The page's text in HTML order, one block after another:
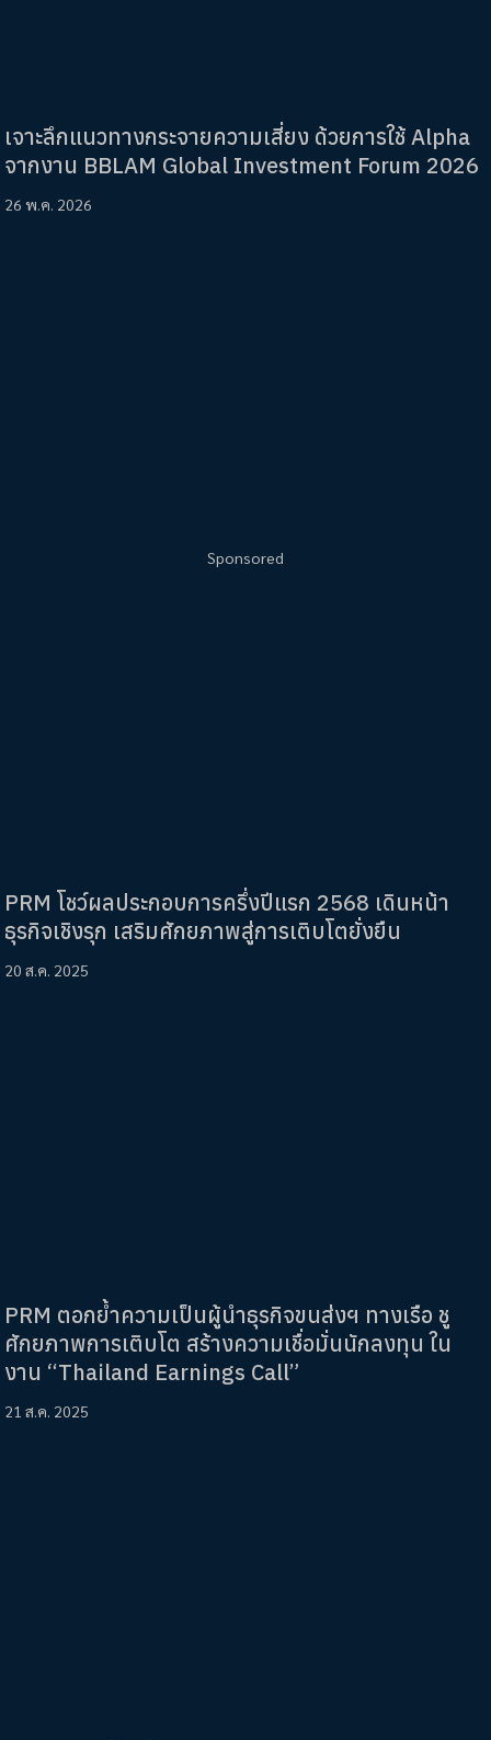
เจาะลึกแนวทางกระจายความเสี่ยง ด้วยการใช้ Alpha
จากงาน BBLAM Global Investment Forum 2026
26 พ.ค. 2026
Sponsored
PRM โชว์ผลประกอบการครึ่งปีแรก 2568 เดินหน้า
ธุรกิจเชิงรุก เสริมศักยภาพสู่การเติบโตยั่งยืน
20 ส.ค. 2025
PRM ตอกย้ำความเป็นผู้นำธุรกิจขนส่งฯ ทางเรือ ชู
ศักยภาพการเติบโต สร้างความเชื่อมั่นนักลงทุน ใน
งาน “Thailand Earnings Call”
21 ส.ค. 2025